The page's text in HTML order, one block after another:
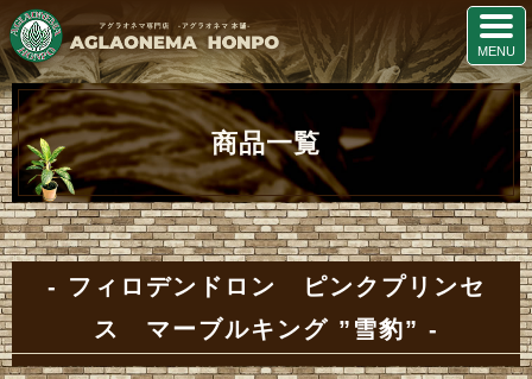
商品一覧
フィロデンドロン ピンクプリンセ
ス マーブルキング ”雪豹”